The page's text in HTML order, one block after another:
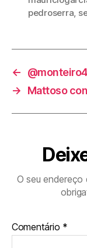
pedroserra
←
→
Mattoso
O seu endereço
Comentário *